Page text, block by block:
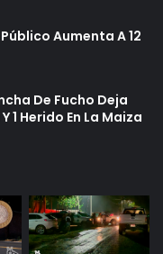
Aumenta A 12
De Fucho Deja
1 Herido En La Maiza